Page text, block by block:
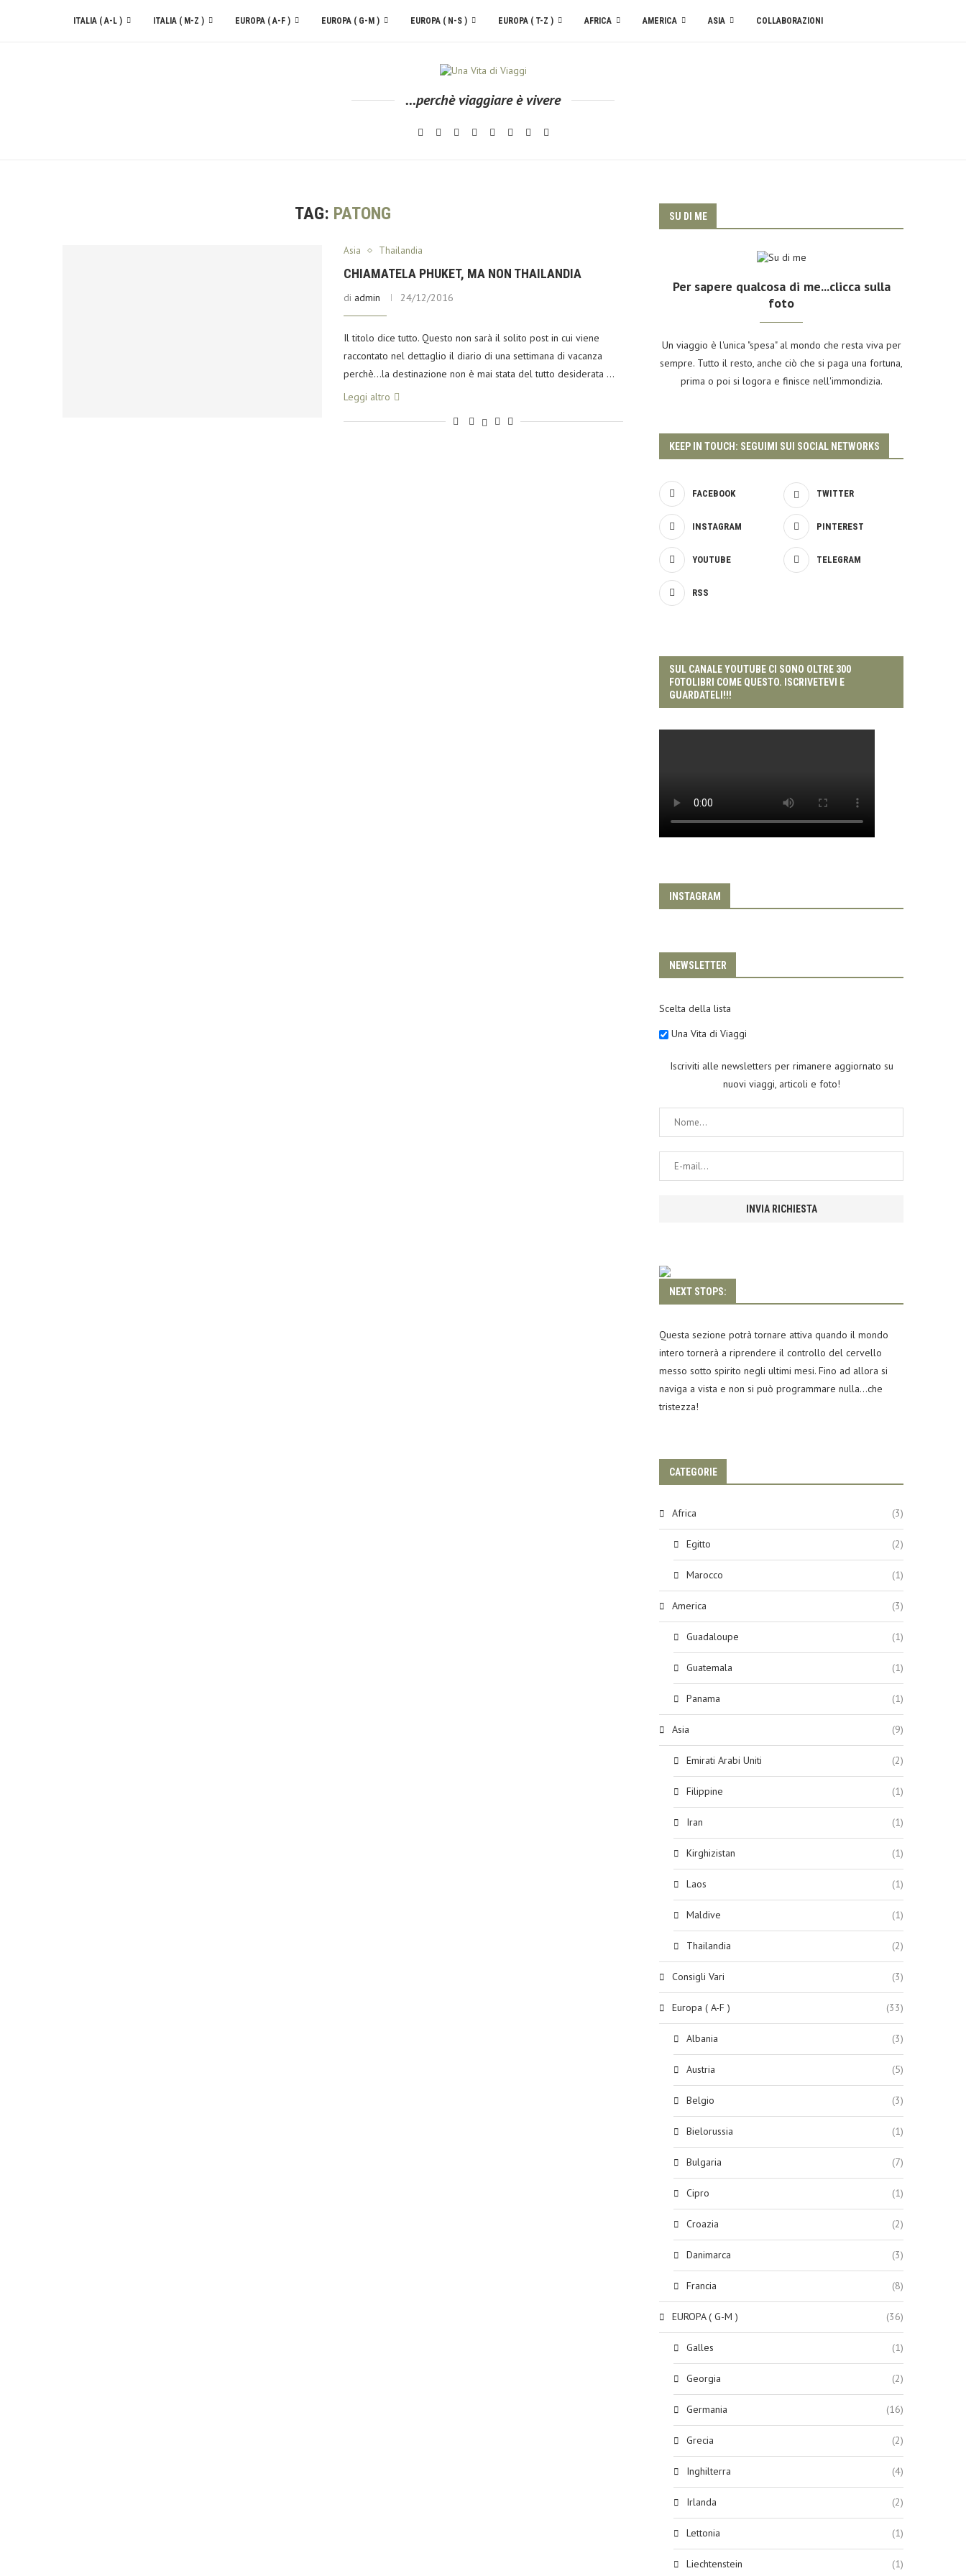
ITALIA ( A-L ) ITALIA ( M-Z ) EUROPA ( A-F ) EUROPA ( G-M ) EUROPA ( N-S ) EUROPA ( T-Z ) AFRICA AMERICA ASIA COLLABORAZIONI
...perchè viaggiare è vivere
TAG: PATONG
Asia Thailandia
CHIAMATELA PHUKET, MA NON THAILANDIA
di admin 24/12/2016
Il titolo dice tutto. Questo non sarà il solito post in cui viene
raccontato nel dettaglio il diario di una settimana di vacanza
perchè…la destinazione non è mai stata del tutto desiderata …
Leggi altro
SU DI ME
Per sapere qualcosa di me...clicca sulla
foto
Un viaggio è l'unica "spesa" al mondo che resta viva per
sempre. Tutto il resto, anche ciò che si paga una fortuna,
prima o poi si logora e finisce nell'immondizia.
KEEP IN TOUCH: SEGUIMI SUI SOCIAL NETWORKS
FACEBOOK TWITTER
INSTAGRAM PINTEREST
YOUTUBE TELEGRAM
RSS
SUL CANALE YOUTUBE CI SONO OLTRE 300
FOTOLIBRI COME QUESTO. ISCRIVETEVI E
GUARDATELI!!!
INSTAGRAM
NEWSLETTER
Scelta della lista
Una Vita di Viaggi
Iscriviti alle newsletters per rimanere aggiornato su
nuovi viaggi, articoli e foto!
NEXT STOPS:
Questa sezione potrà tornare attiva quando il mondo
intero tornerà a riprendere il controllo del cervello
messo sotto spirito negli ultimi mesi. Fino ad allora si
naviga a vista e non si può programmare nulla…che
tristezza!
CATEGORIE
Africa (3)
Egitto (2)
Marocco (1)
America (3)
Guadaloupe (1)
Guatemala (1)
Panama (1)
Asia (9)
Emirati Arabi Uniti (2)
Filippine (1)
Iran (1)
Kirghizistan (1)
Laos (1)
Maldive (1)
Thailandia (2)
Consigli Vari (3)
Europa ( A-F ) (33)
Albania (3)
Austria (5)
Belgio (3)
Bielorussia (1)
Bulgaria (7)
Cipro (1)
Croazia (2)
Danimarca (3)
Francia (8)
EUROPA ( G-M ) (36)
Galles (1)
Georgia (2)
Germania (16)
Grecia (2)
Inghilterra (4)
Irlanda (2)
Lettonia (1)
Liechtenstein (1)